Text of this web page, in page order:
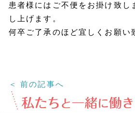
患者様にはご不便をお掛け致し
し上げます。
何卒ご了承のほど宜しくお願い
＜ 前の記事へ